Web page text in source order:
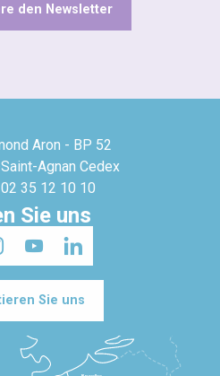
den Newsletter
Aron - BP 52
Agnan Cedex
35 12 10 10
Sie uns
Sie uns